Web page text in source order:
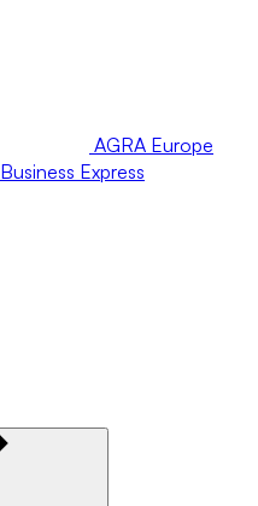
AGRA Europe
Business Express